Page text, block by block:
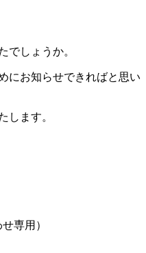
でしょうか。
にお知らせできればと思い
します。
専用）